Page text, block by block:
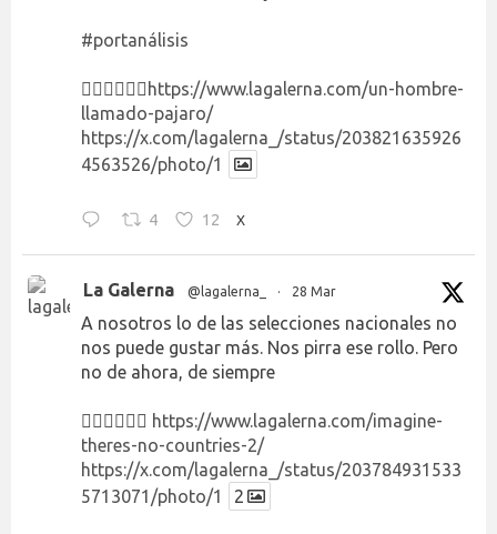
#portanálisis
👉🏻👉🏻👉🏻 https://www.lagalerna.com/un-hombre-
llamado-pajaro/
https://x.com/lagalerna_/status/203821635926
4563526/photo/1
4 12 X
La Galerna @lagalerna_ · 28 Mar
A nosotros lo de las selecciones nacionales no
nos puede gustar más. Nos pirra ese rollo. Pero
no de ahora, de siempre
👉🏻👉🏻👉🏻 https://www.lagalerna.com/imagine-
theres-no-countries-2/
https://x.com/lagalerna_/status/203784931533
5713071/photo/1
2